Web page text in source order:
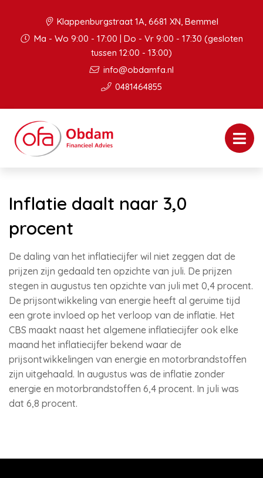
Klappenburgstraat 1A, 6681 XN, Bemmel
Ma - Wo 9:00 - 17:00 | Do - Vr 9:00 - 17:30 (gesloten
tussen 12:00 - 13:00)
info@obdamfa.nl
0481464855
Inflatie daalt naar 3,0
procent
De daling van het inflatiecijfer wil niet zeggen dat de
prijzen zijn gedaald ten opzichte van juli. De prijzen
stegen in augustus ten opzichte van juli met 0,4 procent.
De prijsontwikkeling van energie heeft al geruime tijd
een grote invloed op het verloop van de inflatie. Het
CBS maakt naast het algemene inflatiecijfer ook elke
maand het inflatiecijfer bekend waar de
prijsontwikkelingen van energie en motorbrandstoffen
zijn uitgehaald. In augustus was de inflatie zonder
energie en motorbrandstoffen 6,4 procent. In juli was
dat 6,8 procent.